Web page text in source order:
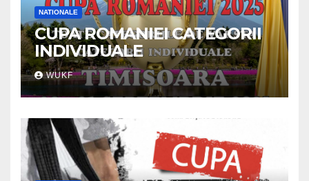
NATIONALE
CUPA ROMANIEI CATEGORII
INDIVIDUALE
WUKF